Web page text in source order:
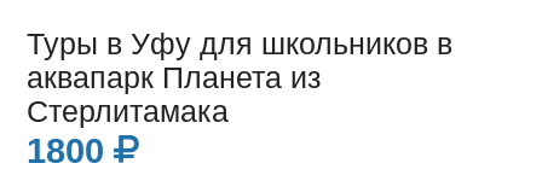
Туры в Уфу для школьников в
аквапарк Планета из
Стерлитамака
1800